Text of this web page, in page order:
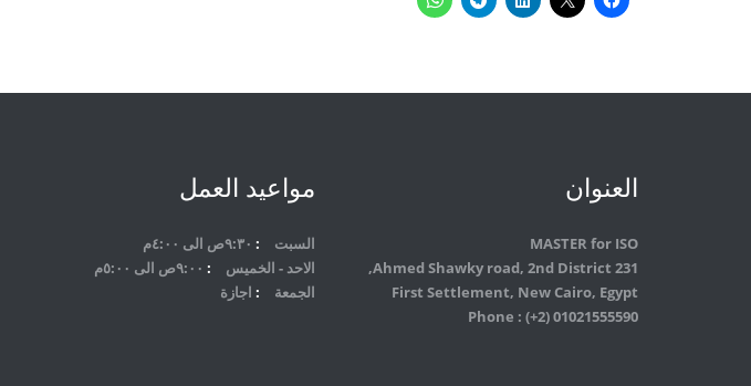
العنوان
MASTER for ISO
231 Ahmed Shawky road, 2nd District,
First Settlement, New Cairo, Egypt
Phone : (+2) 01021555590
مواعيد العمل
السبت
الاحد - الخميس
الجمعة
اجازة